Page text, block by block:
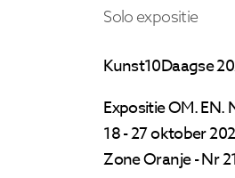
Solo expositie
Kunst10Daagse
Expositie OM. EN.
18 - 27 oktober
Zone Oranje - Nr 21